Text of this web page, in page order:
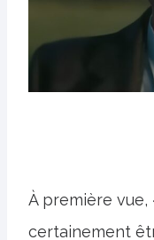
À première
certainement